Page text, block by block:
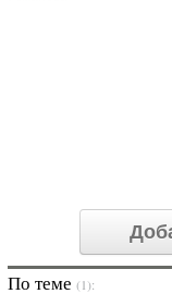
По теме (1):